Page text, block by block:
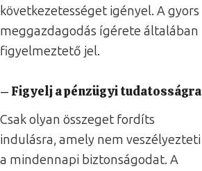
következetességet igényel. A gyors
meggazdagodás ígérete általában
figyelmeztető jel.
– Figyelj a pénzügyi tudatosságra
Csak olyan összeget fordíts
indulásra, amely nem veszélyezteti
a mindennapi biztonságodat. A